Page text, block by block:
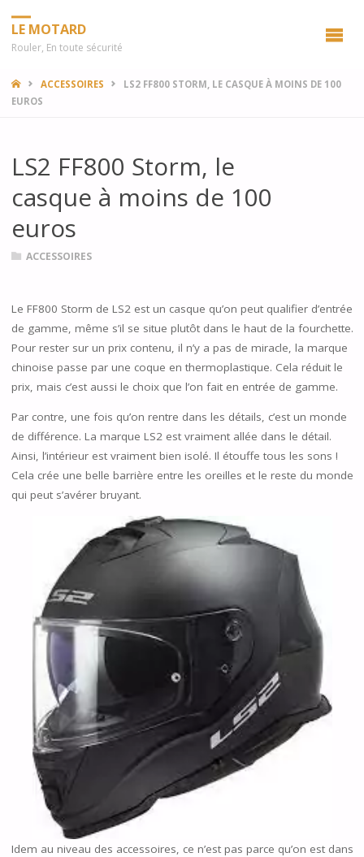
LE MOTARD
Rouler, En toute sécurité
HOMEACCESSOIRES
LS2 FF800 STORM, LE CASQUE À MOINS DE 100
EUROS
LS2 FF800 Storm, le
casque à moins de 100
euros
ACCESSOIRES
Le FF800 Storm de LS2 est un casque qu’on peut qualifier d’entrée
de gamme, même s’il se situe plutôt dans le haut de la fourchette.
Pour rester sur un prix contenu, il n’y a pas de miracle, la marque
chinoise passe par une coque en thermoplastique. Cela réduit le
prix, mais c’est aussi le choix que l’on fait en entrée de gamme.
Par contre, une fois qu’on rentre dans les détails, c’est un monde
de différence. La marque LS2 est vraiment allée dans le détail.
Ainsi, l’intérieur est vraiment bien isolé. Il étouffe tous les sons !
Cela crée une belle barrière entre les oreilles et le reste du monde
qui peut s’avérer bruyant.
Idem au niveau des accessoires, ce n’est pas parce qu’on est dans